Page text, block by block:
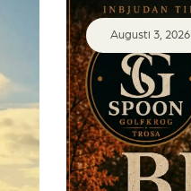
Augusti 3, 2026